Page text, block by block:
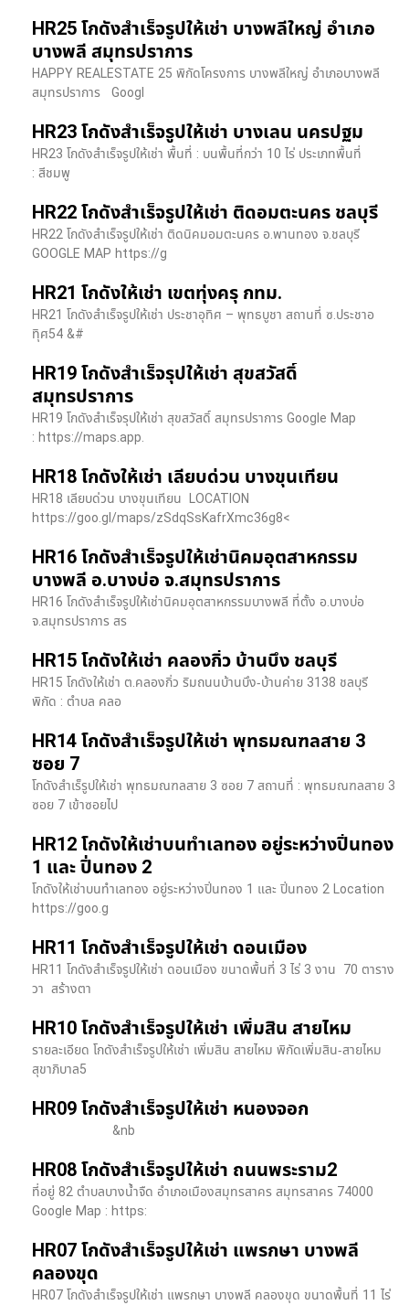
HR25 โกดังสำเร็จรูปให้เช่า บางพลีใหญ่ อำเภอ
บางพลี สมุทรปราการ
HAPPY REALESTATE 25 พิกัดโครงการ บางพลีใหญ่ อำเภอบางพลี
สมุทรปราการ Googl
HR23 โกดังสำเร็จรูปให้เช่า บางเลน นครปฐม
HR23 โกดังสำเร็จรูปให้เช่า พื้นที่ : บนพื้นที่กว่า 10 ไร่ ประเภทพื้นที่
: สีชมพู
HR22 โกดังสำเร็จรูปให้เช่า ติดอมตะนคร ชลบุรี
HR22 โกดังสำเร็จรูปให้เช่า ติดนิคมอมตะนคร อ.พานทอง จ.ชลบุรี
GOOGLE MAP https://g
HR21 โกดังให้เช่า เขตทุ่งครุ กทม.
HR21 โกดังสำเร็จรูปให้เช่า ประชาอุทิศ – พุทธบูชา สถานที่ ซ.ประชาอ
ทุิศ54 &#
HR19 โกดังสำเร็จรุปให้เช่า สุขสวัสดิ์
สมุทรปราการ
HR19 โกดังสำเร็จรุปให้เช่า สุขสวัสดิ์ สมุทรปราการ Google Map
: https://maps.app.
HR18 โกดังให้เช่า เลียบด่วน บางขุนเทียน
HR18 เลียบด่วน​ บางขุนเทียน​ LOCATION
https://goo.gl/maps/zSdqSsKafrXmc36g8<
HR16 โกดังสำเร็จรูปให้เช่านิคมอุตสาหกรรม
บางพลี อ.บางบ่อ จ.สมุทรปราการ
HR16 โกดังสำเร็จรูปให้เช่านิคมอุตสาหกรรมบางพลี ที่ตั้ง อ.บางบ่อ
จ.สมุทรปราการ สร
HR15 โกดังให้เช่า คลองกิ่ว บ้านบึง ชลบุรี
HR15 โกดังให้เช่า ต.คลองกิ่ว ริมถนนบ้านบึง-บ้านค่าย 3138 ชลบุรี
พิกัด : ตำบล คลอ
HR14 โกดังสำเร็จรูปให้เช่า พุทธมณฑลสาย 3
ซอย 7
โกดังสำเร็รูปให้เช่า พุทธมณฑลสาย 3 ซอย 7 สถานที่ : พุทธมณฑลสาย 3
ซอย 7 เข้าซอยไป
HR12 โกดังให้เช่าบนทำเลทอง อยู่ระหว่างปิ่นทอง
1 และ ปิ่นทอง 2
โกดังให้เช่าบนทำเลทอง อยู่ระหว่างปิ่นทอง 1 และ ปิ่นทอง 2 Location
https://goo.g
HR11 โกดังสำเร็จรูปให้เช่า ดอนเมือง
HR11 โกดังสำเร็จรูปให้เช่า ดอนเมือง ขนาดพื้นที่ 3 ไร่ 3 งาน 70 ตาราง
วา สร้างตา
HR10 โกดังสำเร็จรูปให้เช่า เพิ่มสิน สายไหม
รายละเอียด โกดังสำเร็จรูปให้เช่า เพิ่มสิน สายไหม พิกัดเพิ่มสิน-สายไหม
สุขาภิบาล5
HR09 โกดังสำเร็จรูปให้เช่า หนองจอก
&nb
HR08 โกดังสำเร็จรูปให้เช่า ถนนพระราม2
ที่อยู่ 82 ตำบลบางน้ำจืด อำเภอเมืองสมุทรสาคร สมุทรสาคร 74000
Google Map : https:
HR07 โกดังสำเร็จรูปให้เช่า แพรกษา บางพลี​
คลองขุด
HR07 โกดังสำเร็จรูปให้เช่า แพรกษา บางพลี​ คลองขุด ขนาดพื้นที่ 11 ไร่